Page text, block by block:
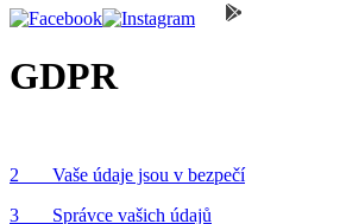
GDPR
2 Vaše údaje jsou v bezpečí
3 Správce vašich údajů